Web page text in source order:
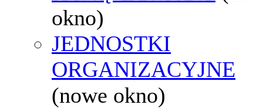
okno)
JEDNOSTKI
ORGANIZACYJNE
(nowe okno)